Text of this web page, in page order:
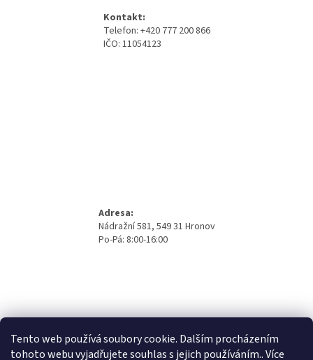
Tento web používá soubory cookie. Dalším procházením
tohoto webu vyjadřujete souhlas s jejich používáním.. Více
Kontakt:
Telefon: +420 777 200 866
IČO: 11054123
Adresa:
Nádražní 581, 549 31 Hronov
Po-Pá: 8:00-16:00